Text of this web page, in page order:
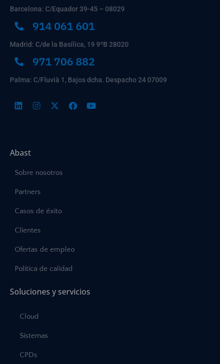
Barcelona: C/Equador 39-45 – 08029
914 061 601
Madrid: C/de la Basílica, 19 9ºB 28020
971 706 882
Palma: C/Fluvià 1, Bajos dcha. Despacho 24 07009
Abast
Sobre nosotros
Partners
Casos de éxito
Clientes
Ofertas de empleo
Política de calidad
Soluciones y servicios
Cloud
Sistemas
CPDs